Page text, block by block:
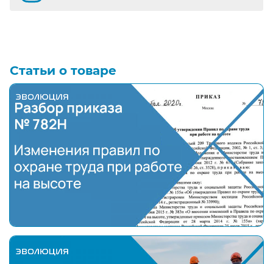
Статьи о товаре
Полный разбор нового приказа № 782Н "Об